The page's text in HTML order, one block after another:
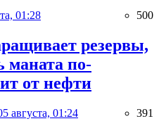
01:28 500
резервы,
маната по-
от нефти
августа, 01:24 391